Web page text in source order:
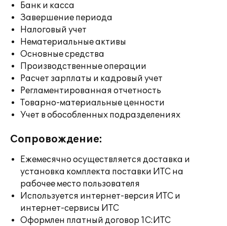
Банк и касса
Завершение периода
Налоговый учет
Нематериальные активы
Основные средства
Производственные операции
Расчет зарплаты и кадровый учет
Регламентированная отчетность
Товарно-материальные ценности
Учет в обособленных подразделениях
Сопровождение:
Ежемесячно осуществляется доставка и
установка комплекта поставки ИТС на
рабочее место пользователя
Используется интернет-версия ИТС и
интернет-сервисы ИТС
Оформлен платный договор 1С:ИТС